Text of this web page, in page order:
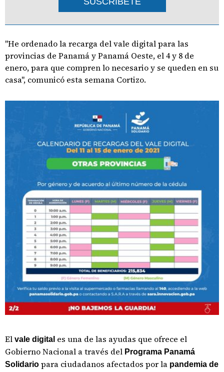
"He ordenado la recarga del vale digital para las
provincias de Panamá y Panamá Oeste, el 4 y 8 de
enero, para que compren lo necesario y se queden en su
casa", comunicó esta semana Cortizo.
El vale digital es una de las ayudas que ofrece el
Gobierno Nacional a través del Programa Panamá
Solidario para ciudadanos afectados por la pandemia de